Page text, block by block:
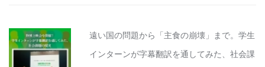
遠い国の問題から「主食の崩壊」まで。学生
インターンが字幕翻訳を通してみた、社会課